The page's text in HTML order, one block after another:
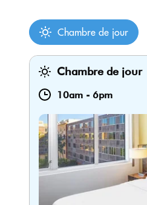
Chambre de jour
Chambre de jour
10am - 6pm